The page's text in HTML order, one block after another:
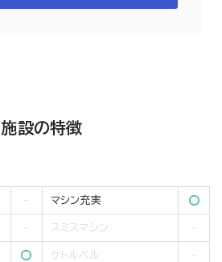
施設の特徴
マシン充実
スミスマシン
ケトルベル